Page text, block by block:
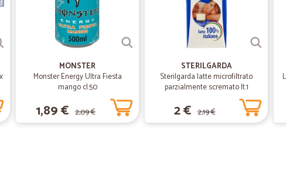
Veloce e precisa!
MONSTER
Monster Energy Ultra Fiesta
mango cl.50
1,89 € 2,09 €
STERILGARDA
Sterilgarda latte microfiltrato
parzialmente scremato lt.1
2 € 2,19 €